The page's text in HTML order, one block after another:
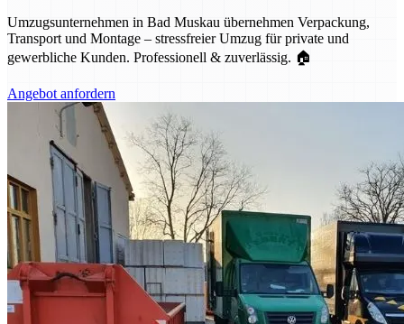
Umzugsunternehmen in Bad Muskau übernehmen Verpackung,
Transport und Montage – stressfreier Umzug für private und
gewerbliche Kunden. Professionell & zuverlässig. 🏠
Angebot anfordern